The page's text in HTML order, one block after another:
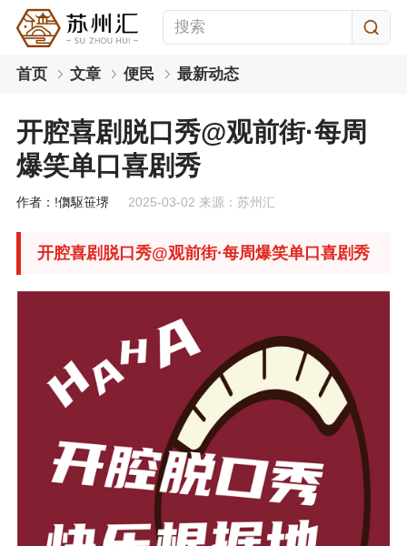
首页 文章 便民 最新动态
开腔喜剧脱口秀@观前街·每周
爆笑单口喜剧秀
作者：!儛駆笹堺 2025-03-02 来源：苏州汇
开腔喜剧脱口秀@观前街·每周爆笑单口喜剧秀